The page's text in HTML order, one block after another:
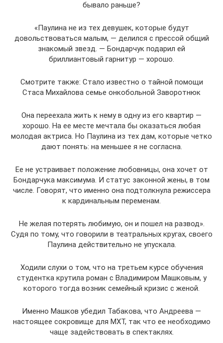
бывало раньше?
«Паулина не из тех девушек, которые будут
довольствоваться малым, — делился с прессой общий
знакомый звезд. — Бондарчук подарил ей
бриллиантовый гарнитур — хорошо.
Смотрите также: Стало известно о тайной помощи
Стаса Михайлова семье онкобольной Заворотнюк
Она переехала жить к нему в одну из его квартир —
хорошо. На ее месте мечтала бы оказаться любая
молодая актриса. Но Паулина из тех дам, которые четко
дают понять: на меньшее я не согласна.
Ее не устраивает положение любовницы, она хочет от
Бондарчука максимума. И статус законной жены, в том
числе. Говорят, что именно она подтолкнула режиссера
к кардинальным переменам.
Не желая потерять любимую, он и пошел на развод».
Судя по тому, что говорили в театральных кругах, своего
Паулина действительно не упускала.
Ходили слухи о том, что на третьем курсе обучения
студентка крутила роман с Владимиром Машковым, у
которого тогда возник семейный кризис с женой.
Именно Машков убедил Табакова, что Андреева —
настоящее сокровище для МХТ, так что ее необходимо
чаще задействовать в спектаклях.